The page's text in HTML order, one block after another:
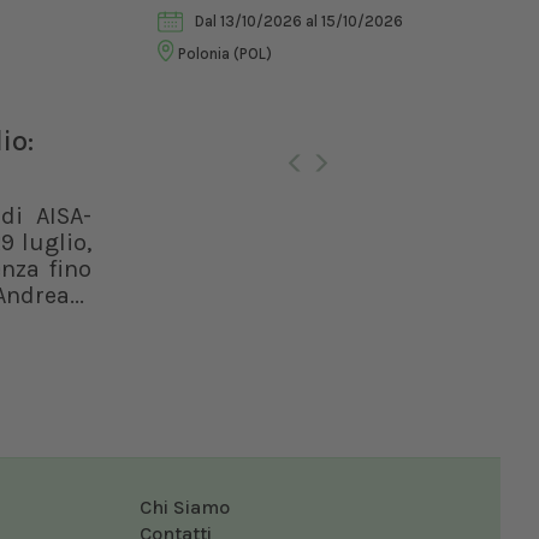
AISA-
luglio,
fino
Dal 13/10/2026 al 15/10/2026
Polonia (POL)
Chi Siamo
Contatti